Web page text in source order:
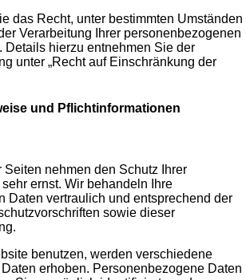
das Recht, unter bestimmten Umständen
Verarbeitung Ihrer personenbezogenen
Details hierzu entnehmen Sie der
unter „Recht auf Einschränkung der
und Pflichtinformationen
Seiten nehmen den Schutz Ihrer
ernst. Wir behandeln Ihre
Daten vertraulich und entsprechend der
sowie dieser
benutzen, werden verschiedene
erhoben. Personenbezogene Daten